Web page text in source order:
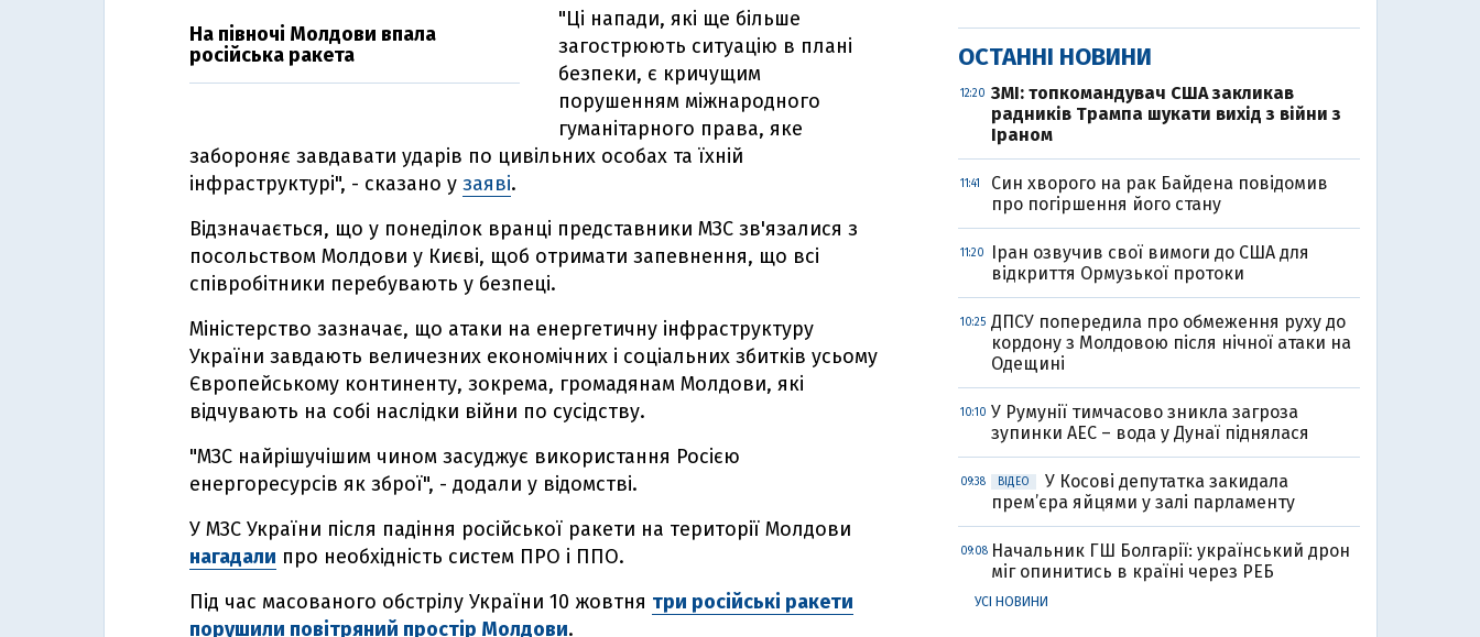
На півночі Молдови впала
російська ракета
"Ці напади, які ще більше
загострюють ситуацію в плані
безпеки, є кричущим
порушенням міжнародного
гуманітарного права, яке
забороняє завдавати ударів по цивільних особах та їхній
інфраструктурі", - сказано у заяві.
Відзначається, що у понеділок вранці представники МЗС зв'язалися з
посольством Молдови у Києві, щоб отримати запевнення, що всі
співробітники перебувають у безпеці.
Міністерство зазначає, що атаки на енергетичну інфраструктуру
України завдають величезних економічних і соціальних збитків усьому
Європейському континенту, зокрема, громадянам Молдови, які
відчувають на собі наслідки війни по сусідству.
"МЗС найрішучішим чином засуджує використання Росією
енергоресурсів як зброї", - додали у відомстві.
У МЗС України після падіння російської ракети на території Молдови
нагадали про необхідність систем ПРО і ППО.
Під час масованого обстрілу України 10 жовтня три російські ракети
порушили повітряний простір Молдови.
ОСТАННІ НОВИНИ
12:20 ЗМІ: топкомандувач США закликав
радників Трампа шукати вихід з війни з
Іраном
11:41
Син хворого на рак Байдена повідомив
про погіршення його стану
11:20
Іран озвучив свої вимоги до США для
відкриття Ормузької протоки
10:25 ДПСУ попередила про обмеження руху до
кордону з Молдовою після нічної атаки на
Одещині
10:10 У Румунії тимчасово зникла загроза
зупинки АЕС – вода у Дунаї піднялася
09:38 ВІДЕО
У Косові депутатка закидала
прем’єра яйцями у залі парламенту
09:08 Начальник ГШ Болгарії: український дрон
міг опинитись в країні через РЕБ
УСІ НОВИНИ